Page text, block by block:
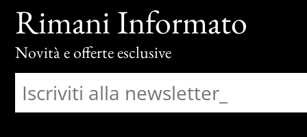
Rimani Informato
Novità e offerte esclusive